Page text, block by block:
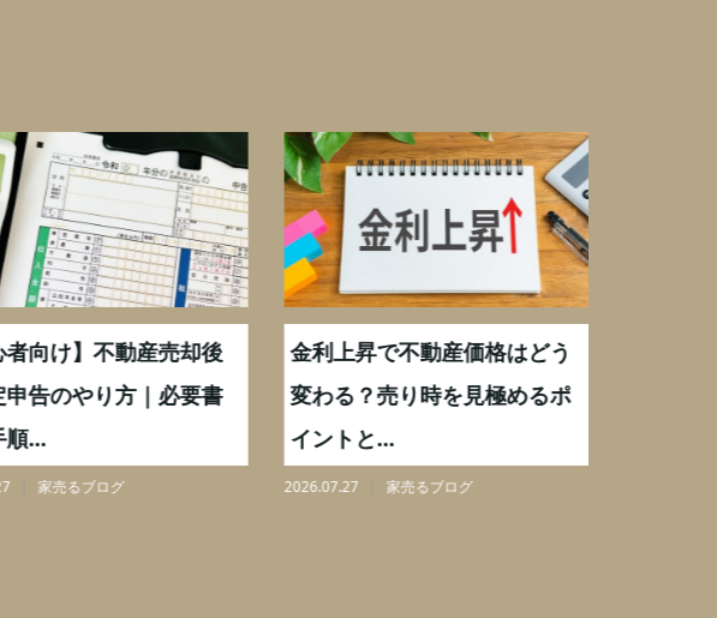
者向け】不動産売却後
告のやり方｜必要書
...
家売るブログ
金利上昇で不動産価格はどう
変わる？売り時を見極めるポ
イントと...
2026.07.27 家売るブログ